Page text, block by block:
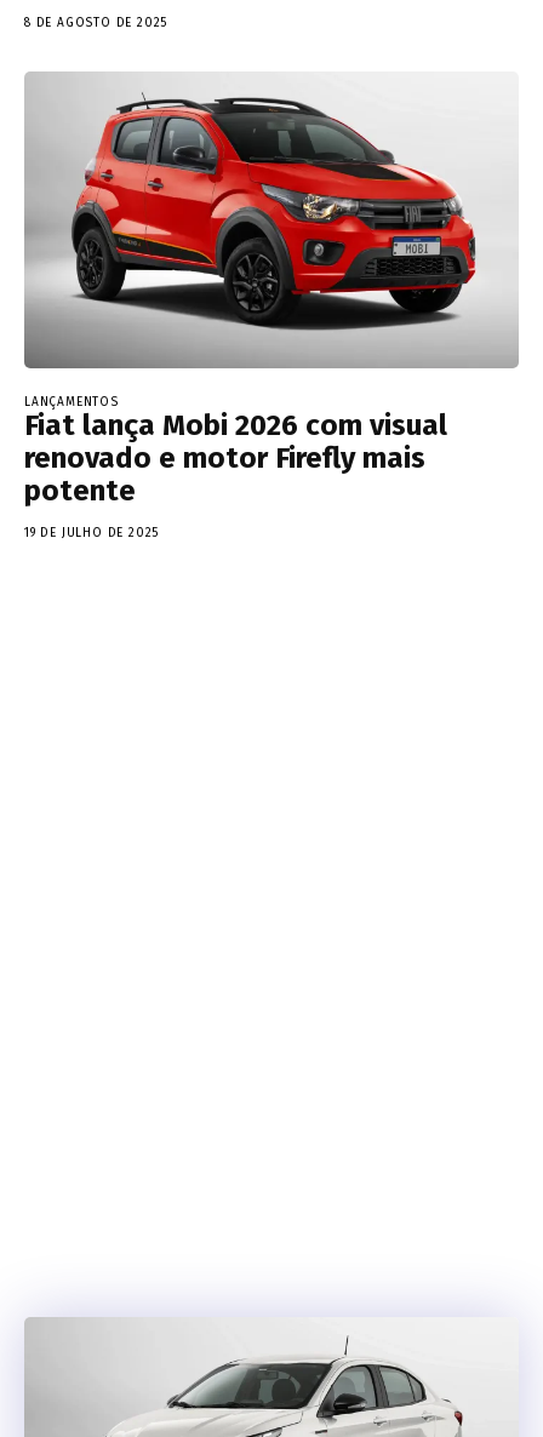
8 DE AGOSTO DE 2025
LANÇAMENTOS
Fiat lança Mobi 2026 com visual
renovado e motor Firefly mais
potente
19 DE JULHO DE 2025